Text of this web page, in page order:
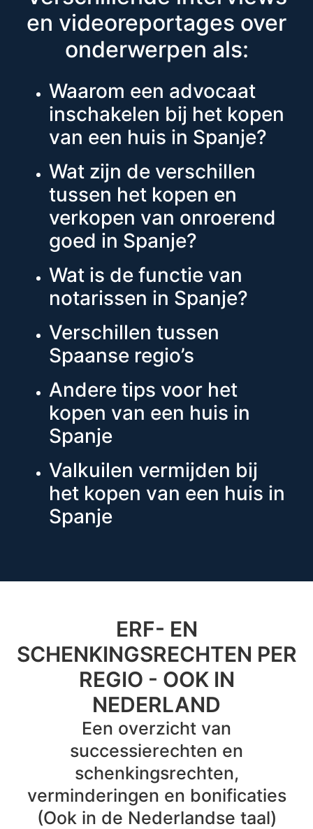
en videoreportages over
onderwerpen als:
Waarom een advocaat
inschakelen bij het kopen
van een huis in Spanje?
Wat zijn de verschillen
tussen het kopen en
verkopen van onroerend
goed in Spanje?
Wat is de functie van
notarissen in Spanje?
Verschillen tussen
Spaanse regio’s
Andere tips voor het
kopen van een huis in
Spanje
Valkuilen vermijden bij
het kopen van een huis in
Spanje
ERF- EN
SCHENKINGSRECHTEN PER
REGIO - OOK IN
NEDERLAND
Een overzicht van
successierechten en
schenkingsrechten,
verminderingen en bonificaties
(Ook in de Nederlandse taal)